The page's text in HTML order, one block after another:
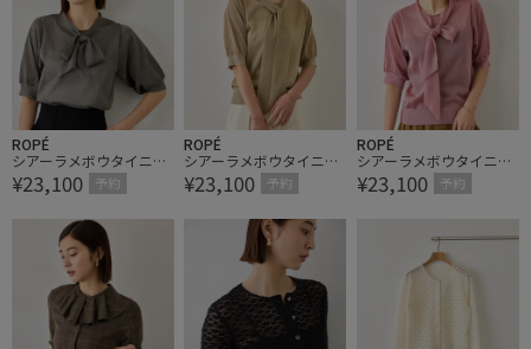
ROPÉ
シアーラメボウタイニッ
ト/イージーケア【J'aDo
Re・一部店舗限定サイ
¥23,100 予約
ROPÉ
シアーラメボウタイニッ
ト/イージーケア【J'aDo
Re・一部店舗限定サイ
¥23,100 予約
ROPÉ
シアーラメボウタイニッ
ト/イージーケア【J'aDo
Re・一部店舗限定サイ
¥23,100 予約